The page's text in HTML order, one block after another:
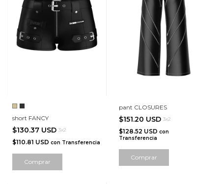
short FANCY
$130.37 USD 3x2
$110.81 USD con Transferencia
Comprar
pant CLOSURES
$151.20 USD 3x2
$128.52 USD con
Transferencia
Comprar